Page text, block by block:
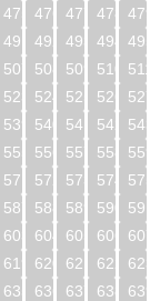
475 476 477 478
491 492 493 494
507 508 509 510
523 524 525 526
539 540 541 542
555 556 557 558
571 572 573 574
587 588 589 590
603 604 605 606
619 620 621 622
635 636 637 638